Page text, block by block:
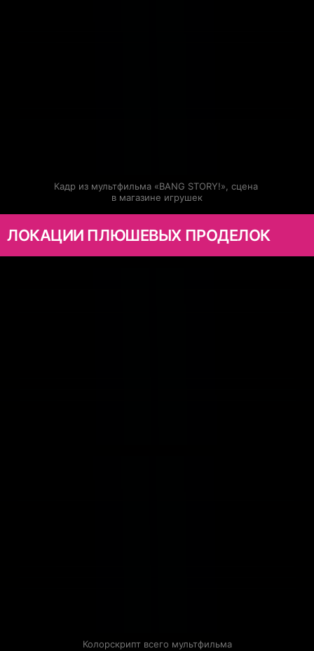
Кадр из мультфильма «BANG STORY!», сцена
в магазине игрушек
ЛОКАЦИИ ПЛЮШЕВЫХ ПРОДЕЛОК
Колорскрипт всего мультфильма